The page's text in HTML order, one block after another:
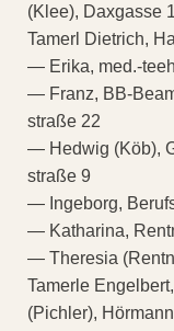
(Klee), Daxgasse
Tamerl Dietrich,
— Erika, med.-
— Franz, BB-
straße 22
— Hedwig (Köb),
straße 9
— Ingeborg,
— Katharina,
— Theresia
Tamerle
(Pichler),